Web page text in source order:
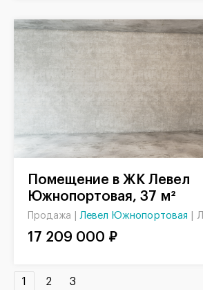
Южнопортовая, 37 м²
Продажа | Левел Южнопортовая
17 209 000 ₽
1 2 3